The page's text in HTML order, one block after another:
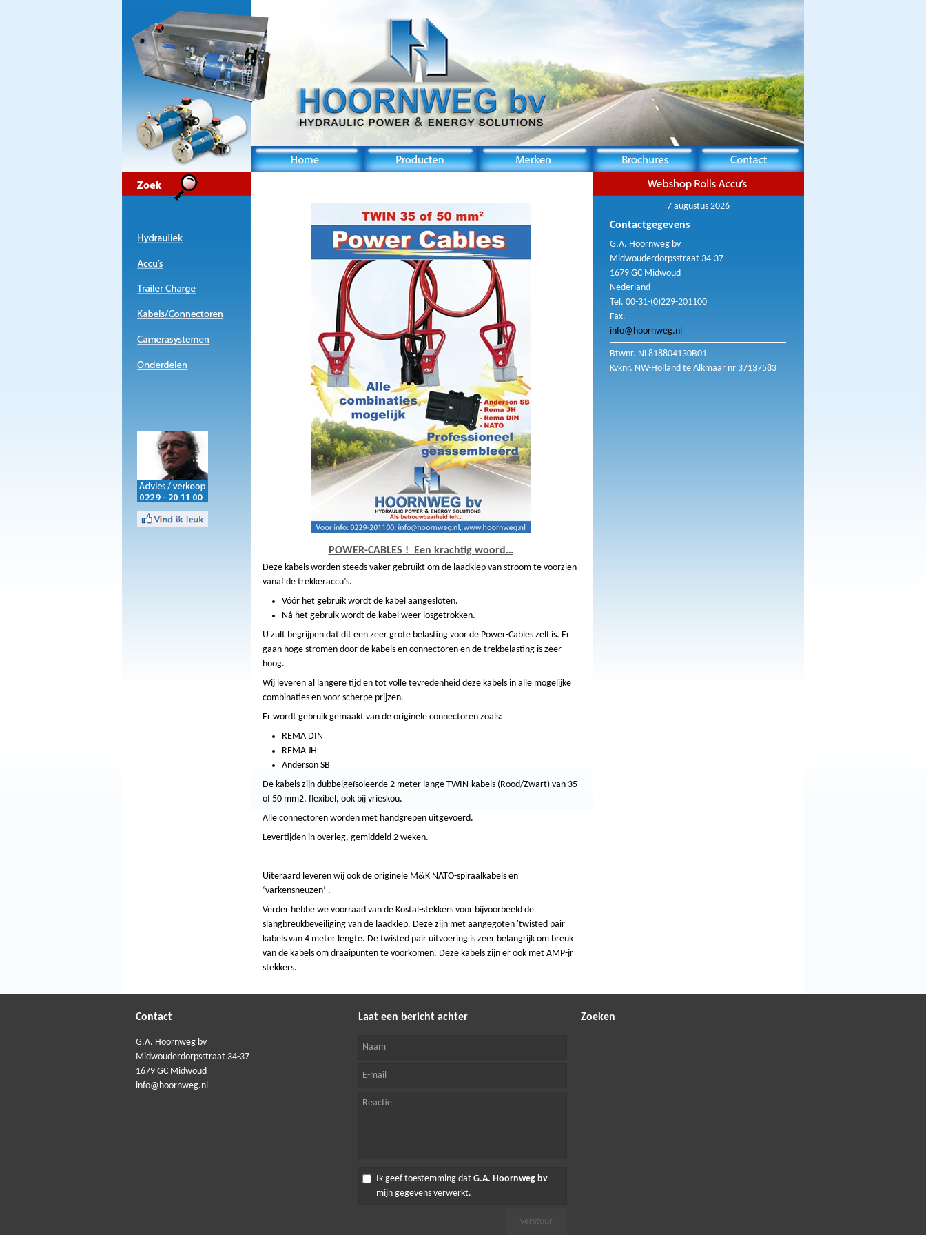
POWER-CABLES ! Een krachtig woord…
Deze kabels worden steeds vaker gebruikt om de laadklep van stroom te voorzien
vanaf de trekkeraccu’s.
Vóór het gebruik wordt de kabel aangesloten.
Ná het gebruik wordt de kabel weer losgetrokken.
U zult begrijpen dat dit een zeer grote belasting voor de Power-Cables zelf is. Er
gaan hoge stromen door de kabels en connectoren en de trekbelasting is zeer
hoog.
Wij leveren al langere tijd en tot volle tevredenheid deze kabels in alle mogelijke
combinaties en voor scherpe prijzen.
Er wordt gebruik gemaakt van de originele connectoren zoals:
REMA DIN
REMA JH
Anderson SB
De kabels zijn dubbelgeïsoleerde 2 meter lange TWIN-kabels (Rood/Zwart) van 35
of 50 mm2, flexibel, ook bij vrieskou.
Alle connectoren worden met handgrepen uitgevoerd.
Levertijden in overleg, gemiddeld 2 weken.
Uiteraard leveren wij ook de originele M&K NATO-spiraalkabels en
‘varkensneuzen’ .
Verder hebbe we voorraad van de Kostal-stekkers voor bijvoorbeeld de
slangbreukbeveiliging van de laadklep. Deze zijn met aangegoten 'twisted pair'
kabels van 4 meter lengte. De twisted pair uitvoering is zeer belangrijk om breuk
van de kabels om draaipunten te voorkomen. Deze kabels zijn er ook met AMP-jr
stekkers.
7 augustus 2026
Contactgegevens
G.A. Hoornweg bv
Midwouderdorpsstraat 34-37
1679 GC Midwoud
Nederland
Tel. 00-31-(0)229-201100
Fax.
info@hoornweg.nl
Btwnr. NL818804130B01
Kvknr. NW-Holland te Alkmaar nr 37137583
Contact
G.A. Hoornweg bv
Midwouderdorpsstraat 34-37
1679 GC Midwoud
info@hoornweg.nl
Laat een bericht achter
Ik geef toestemming dat G.A. Hoornweg bv
mijn gegevens verwerkt.
Zoeken